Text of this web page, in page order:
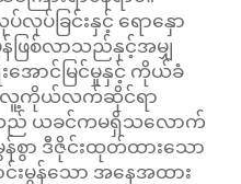
ပ်ခြင်းနှင့် ရောနှော
ဖြစ်လာသည်နှင့်အမျှ
းအောင်မြင်မှုနှင့် ကိုယ်ခံ
လူ့ကိုယ်လက်ဆိုင်ရာ
သည် ယခင်ကမရှိသလောက်
န်စွာ ဒီဇိုင်းထုတ်ထားသော
းမွန်သော အနေအထား